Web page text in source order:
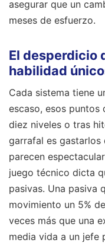
asegurar que un
meses de esfuerzo.
El desperdicio
habilidad
Cada sistema tiene
escaso, esos puntos
diez niveles o tras
garrafal es gastarlos
parecen
juego técnico dicta
pasivas. Una pasiva
movimiento un 5%
veces más que una
media vida a un jefe